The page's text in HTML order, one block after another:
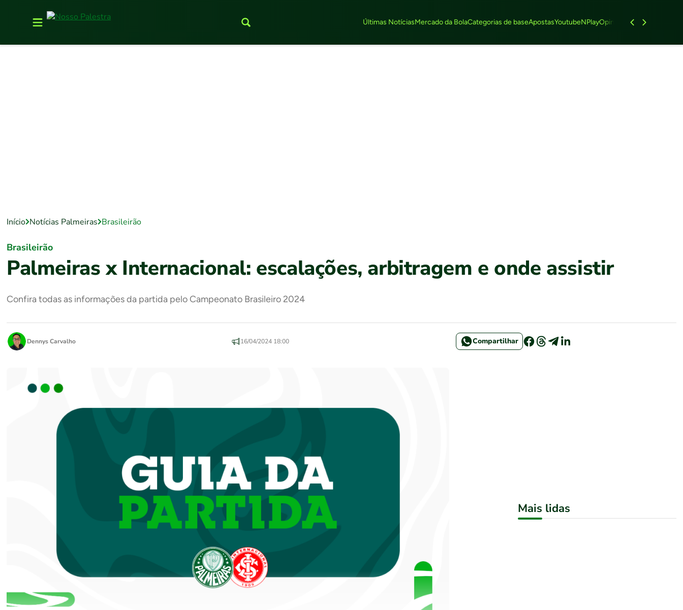
Últimas NotíciasMercado da BolaCategorias de baseApostasYoutubeNPlayOpinião Feminino
Início Notícias Palmeiras Brasileirão
Brasileirão
Palmeiras x Internacional: escalações, arbitragem e onde assistir
Confira todas as informações da partida pelo Campeonato Brasileiro 2024
Dennys Carvalho 16/04/2024 18:00 Compartilhar
Mais lidas